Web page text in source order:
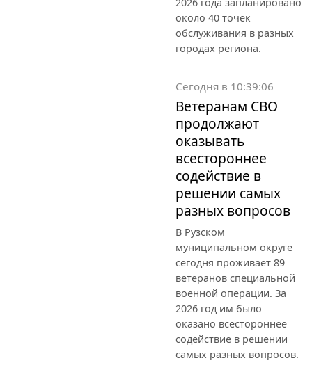
около 40 точек
обслуживания в разных
городах региона.
Сегодня в 10:39:06
Ветеранам СВО
продолжают
оказывать
всестороннее
содействие в
решении самых
разных вопросов
В Рузском
муниципальном округе
сегодня проживает 89
ветеранов специальной
военной операции. За
2026 год им было
оказано всестороннее
содействие в решении
самых разных вопросов.